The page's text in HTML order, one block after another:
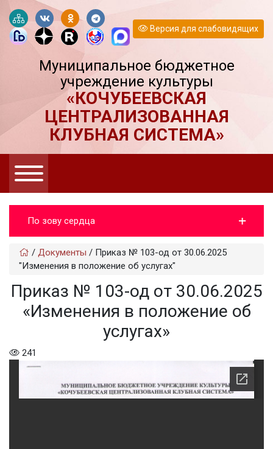
Версия для слабовидящих
Муниципальное бюджетное
учреждение культуры
«КОЧУБЕЕВСКАЯ
ЦЕНТРАЛИЗОВАННАЯ
КЛУБНАЯ СИСТЕМА»
По зову сердца
/ Документы / Приказ № 103-од от 30.06.2025
"Изменения в положение об услугах"
Приказ № 103-од от 30.06.2025
«Изменения в положение об
услугах»
241